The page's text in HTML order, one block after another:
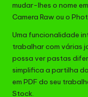
mudar-lhes o nome
Camera Raw ou o
Uma funcionalidade
trabalhar com várias
possa ver pastas
simplifica a partilha
em PDF do seu
Stock.